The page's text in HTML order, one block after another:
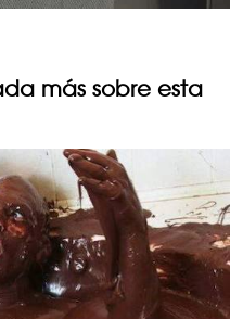
más sobre esta